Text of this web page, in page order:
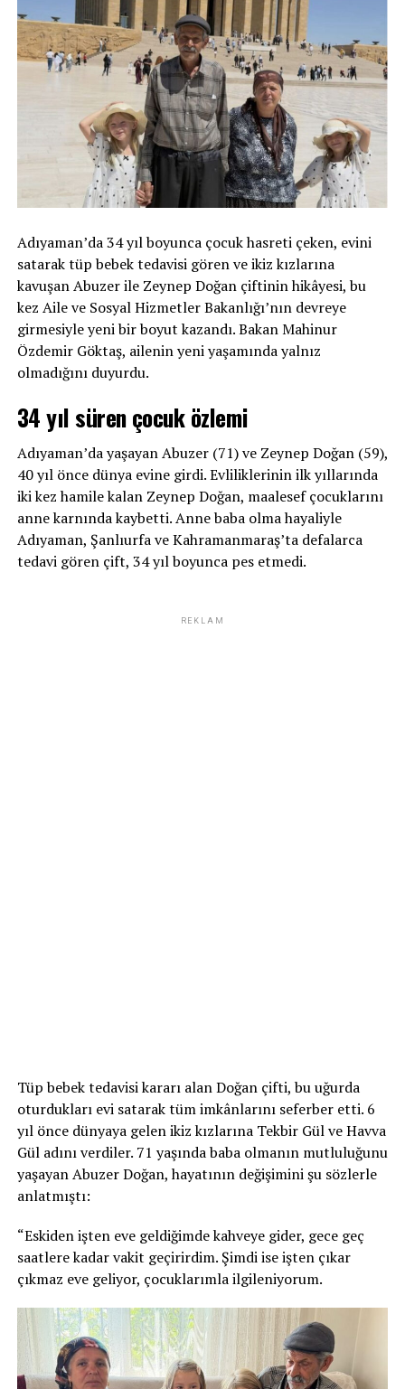
Adıyaman’da 34 yıl boyunca çocuk hasreti çeken, evini
satarak tüp bebek tedavisi gören ve ikiz kızlarına
kavuşan Abuzer ile Zeynep Doğan çiftinin hikâyesi, bu
kez Aile ve Sosyal Hizmetler Bakanlığı’nın devreye
girmesiyle yeni bir boyut kazandı. Bakan Mahinur
Özdemir Göktaş, ailenin yeni yaşamında yalnız
olmadığını duyurdu.
34 yıl süren çocuk özlemi
Adıyaman’da yaşayan Abuzer (71) ve Zeynep Doğan (59),
40 yıl önce dünya evine girdi. Evliliklerinin ilk yıllarında
iki kez hamile kalan Zeynep Doğan, maalesef çocuklarını
anne karnında kaybetti. Anne baba olma hayaliyle
Adıyaman, Şanlıurfa ve Kahramanmaraş’ta defalarca
tedavi gören çift, 34 yıl boyunca pes etmedi.
REKLAM
Tüp bebek tedavisi kararı alan Doğan çifti, bu uğurda
oturdukları evi satarak tüm imkânlarını seferber etti. 6
yıl önce dünyaya gelen ikiz kızlarına Tekbir Gül ve Havva
Gül adını verdiler. 71 yaşında baba olmanın mutluluğunu
yaşayan Abuzer Doğan, hayatının değişimini şu sözlerle
anlatmıştı:
“Eskiden işten eve geldiğimde kahveye gider, gece geç
saatlere kadar vakit geçirirdim. Şimdi ise işten çıkar
çıkmaz eve geliyor, çocuklarımla ilgileniyorum.